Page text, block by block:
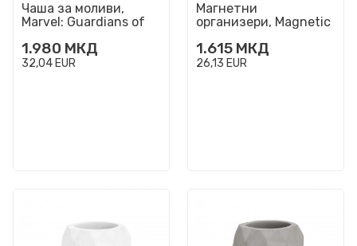
Чаша за моливи,
Marvel: Guardians of
Groot
1.980 МКД
32,04 EUR
Магнетни
организери, Magnetic
Storage Boxes, сет од
4
1.615 МКД
26,13 EUR